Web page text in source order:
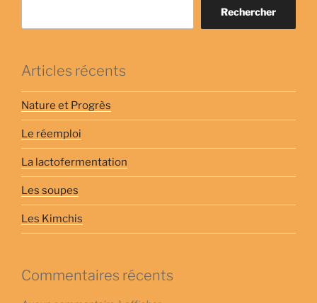
Rechercher
Articles récents
Nature et Progrès
Le réemploi
La lactofermentation
Les soupes
Les Kimchis
Commentaires récents